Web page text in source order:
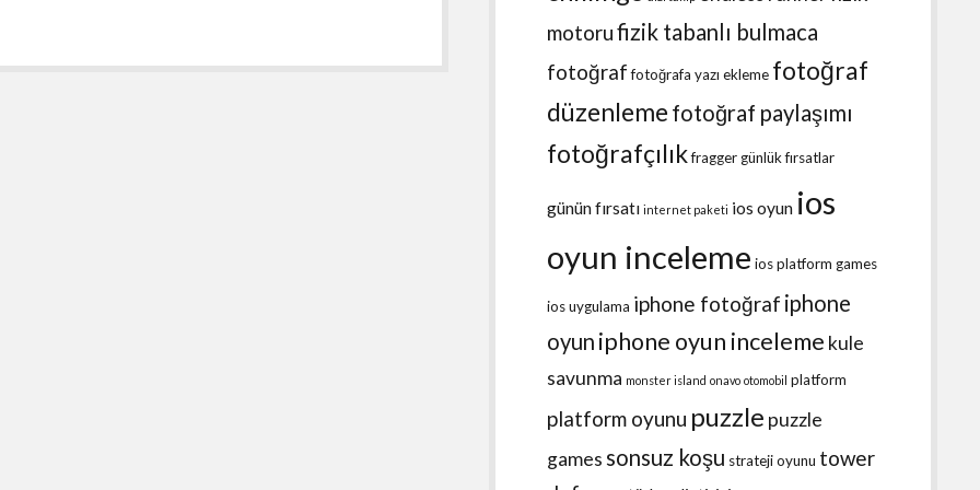
motorufizik tabanlı bulmaca
fotoğraf fotoğrafa yazı ekleme fotoğraf
düzenleme fotoğraf paylaşımı
fotoğrafçılıkfraggergünlük fırsatlar
günün fırsatı internet paketi ios oyun ios
oyun inceleme ios platform games
ios uygulama iphone fotoğraf iphone
oyun iphone oyun inceleme kule
savunma monster island onavo otomobil platform
platform oyunu puzzle puzzle
games sonsuz koşu strateji oyunu tower